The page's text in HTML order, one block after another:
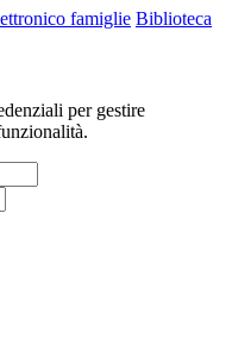
famiglie Biblioteca
per gestire